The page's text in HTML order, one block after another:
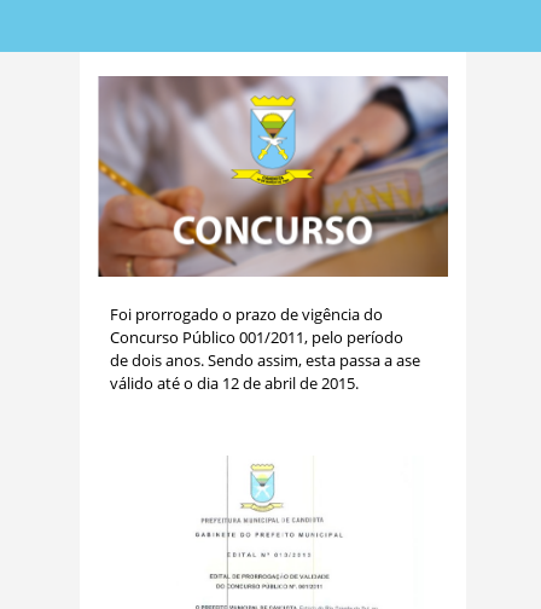
Foi prorrogado o prazo de vigência do
Concurso Público 001/2011, pelo período
de dois anos. Sendo assim, esta passa a ase
válido até o dia 12 de abril de 2015.